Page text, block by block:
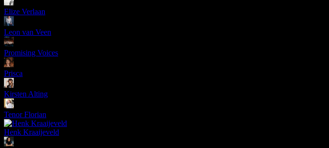
Elize Verlaan
Leon van Veen
Promising Voices
Prisca
Kirsten Alting
Tenor Florian
Henk Kraaijeveld